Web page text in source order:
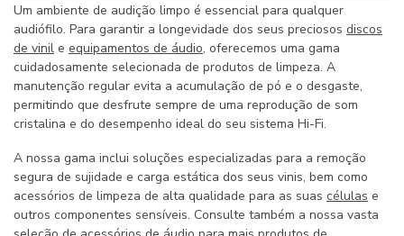
Um ambiente de audição limpo é essencial para qualquer
audiófilo. Para garantir a longevidade dos seus preciosos discos
de vinil e equipamentos de áudio, oferecemos uma gama
cuidadosamente selecionada de produtos de limpeza. A
manutenção regular evita a acumulação de pó e o desgaste,
permitindo que desfrute sempre de uma reprodução de som
cristalina e do desempenho ideal do seu sistema Hi-Fi.
A nossa gama inclui soluções especializadas para a remoção
segura de sujidade e carga estática dos seus vinis, bem como
acessórios de limpeza de alta qualidade para as suas células e
outros componentes sensíveis. Consulte também a nossa vasta